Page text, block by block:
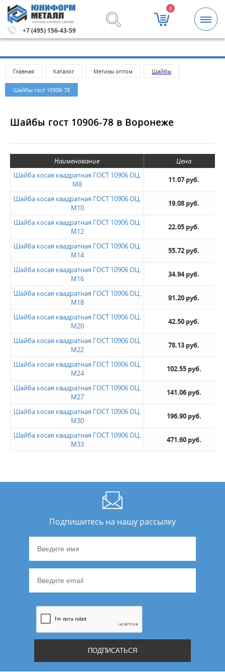
ОСНОВА КРЕПКИХ СВЯЗЕЙ
+7 (495) 156-43-59
0
5000 рублей. Метизы и крепежные изделия
Главная Каталог Метизы оптом Шайбы
Шайбы гост 10906-78
Шайбы гост 10906-78 в Воронеже
Наименование
Цена
Шайба косая квадратная ГОСТ 10906 ОЦ.
М8
11.07 руб.
Шайба косая квадратная ГОСТ 10906 ОЦ.
М10
19.08 руб.
Шайба косая квадратная ГОСТ 10906 ОЦ.
М12
22.05 руб.
Шайба косая квадратная ГОСТ 10906 ОЦ.
М14
55.72 руб.
Шайба косая квадратная ГОСТ 10906 ОЦ.
М16
34.94 руб.
Шайба косая квадратная ГОСТ 10906 ОЦ.
М18
91.20 руб.
Шайба косая квадратная ГОСТ 10906 ОЦ.
М20
42.50 руб.
Шайба косая квадратная ГОСТ 10906 ОЦ.
М22
78.13 руб.
Шайба косая квадратная ГОСТ 10906 ОЦ.
М24
102.55 руб.
Шайба косая квадратная ГОСТ 10906 ОЦ.
М27
141.06 руб.
Шайба косая квадратная ГОСТ 10906 ОЦ.
М30
196.90 руб.
Шайба косая квадратная ГОСТ 10906 ОЦ.
М33
471.60 руб.
Подпишитесь на нашу рассылку